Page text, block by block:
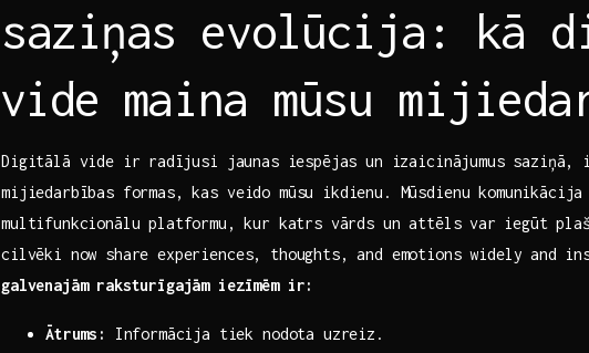
saziņas evolūcija: kā
⁢vide ⁣maina‍ mūsu
Digitālā vide ir ⁤radījusi jaunas iespējas un izaicinājumus saziņā,
mijiedarbības formas, kas veido mūsu ikdienu. Mūsdienu
multifunkcionālu platformu, ⁣kur katrs ‌vārds un attēls ⁣var iegūt
cilvēki now share experiences, thoughts, and emotions widely⁣ and
galvenajām raksturīgajām iezīmēm ir:
Ātrums:
Informācija ‌tiek nodota uzreiz.